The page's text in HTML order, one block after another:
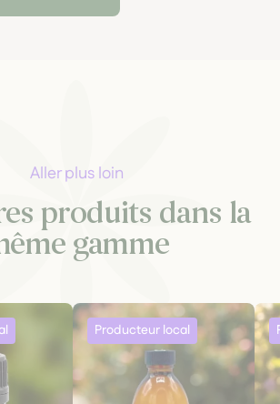
Aller plus loin
produits dans la
gamme